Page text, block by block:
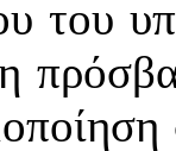
του